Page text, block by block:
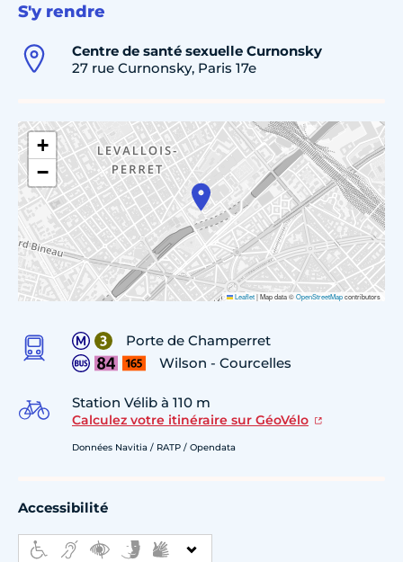
S'y rendre
Centre de santé sexuelle Curnonsky
27 rue Curnonsky, Paris 17e
+
−
Leaflet|Map data ©OpenStreetMapcontributors
Porte de Champerret
Wilson - Courcelles
Station Vélib à 110 m
Calculez votre itinéraire sur GéoVélo
Données Navitia / RATP / Opendata
Accessibilité